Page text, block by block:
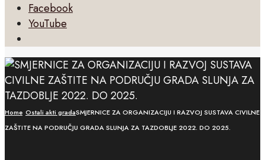
Facebook
YouTube
Search
Window
Home Ostali akti gradaSMJERNICE ZA ORGANIZACIJU I RAZVOJ SUSTAVA CIVILNE
ZAŠTITE NA PODRUČJU GRADA SLUNJA ZA TAZDOBLJE 2022. DO 2025.